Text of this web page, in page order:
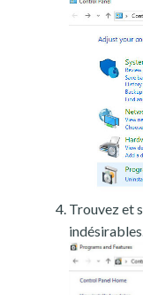
Trouvez et
indésirables.